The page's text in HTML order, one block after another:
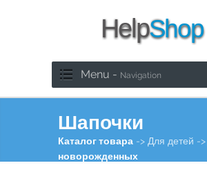
Menu - Navigation
Шапочки
Каталог товара -> Для детей ->
новорожденных